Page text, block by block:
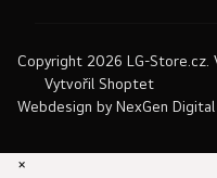
Webdesign by NexGen
Vytvořil Shoptet
Copyright 2026 LG-Store.cz
×